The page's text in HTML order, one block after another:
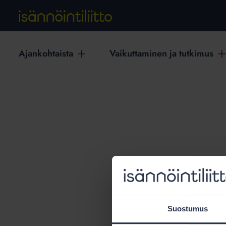
Suostumus
Ajankohtaista Vaikuttaminen ja tutkimus